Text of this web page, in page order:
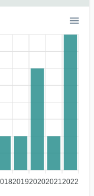
2019202020212022